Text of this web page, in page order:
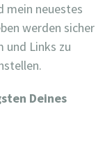
mein neuestes
werden sicher
Links zu
Deines